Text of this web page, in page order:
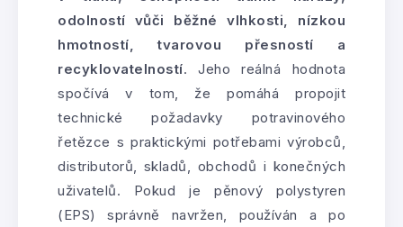
odolností vůči běžné vlhkosti, nízkou
hmotností, tvarovou přesností a
recyklovatelností. Jeho reálná hodnota
spočívá v tom, že pomáhá propojit
technické požadavky potravinového
řetězce s praktickými potřebami výrobců,
distributorů, skladů, obchodů i konečných
uživatelů. Pokud je pěnový polystyren
(EPS) správně navržen, používán a po